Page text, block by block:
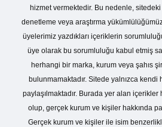
hizmet vermektedir. Bu nedenle,
denetleme veya araştırma
üyelerimiz yazdıkları içeriklerin
üye olarak bu sorumluluğu kabul etmiş
herhangi bir marka, kurum veya şahıs
bulunmamaktadır. Sitede yalnızca kendi
paylaşılmaktadır. Burada yer alan içerikler
olup, gerçek kurum ve kişiler hakkında
Gerçek kurum ve kişiler ile isim